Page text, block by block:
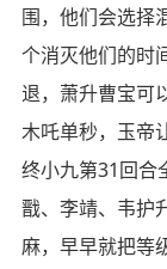
围，他们会选择
个消灭他们的时
退，萧升曹宝可
木吒单秒，玉帝
终小九第31回合
戬、李靖、韦护
麻，早早就把等